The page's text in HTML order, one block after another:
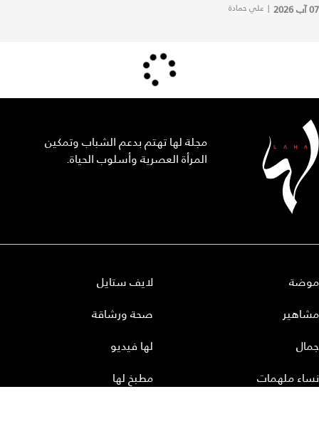
07 آب 2026 | علي حمادة
مجلة لها تهتم بدعم الشباب وتمكين
المرأة العصرية وأسلوب الحياة.
موضة
مشاهير
جمال
نساء ملهمات
لايف ستايل
صحة ورشاقة
لها فيديو
مطبخ لها